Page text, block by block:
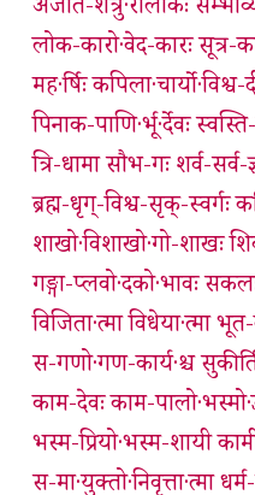
अजात-शत्रु·रालोकः
लोक-कारो·वेद-कारः सूत्र-
मह·र्षिः
पिनाक-पाणि·र्भू·र्देवः
त्रि-धामा सौभ-गः शर्व-
ब्रह्म-धृग्-विश्व-सृक्-स्वर्गः
शाखो·विशाखो·गो-शाखः
गङ्गा-प्लवो·दको·भावः
विजिता·त्मा विधेया·त्मा
स-गणो·गण-कार्य·श्च
काम-देवः काम-
भस्म-प्रियो·भस्म-शायी
स-मा·युक्तो·निवृत्ता·त्मा